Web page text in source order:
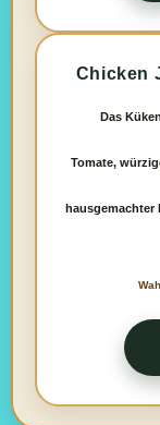
Chicken
Das
Tomate,
hausgemachter